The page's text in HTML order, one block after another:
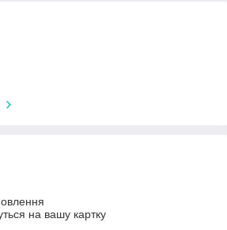
на вашу картку